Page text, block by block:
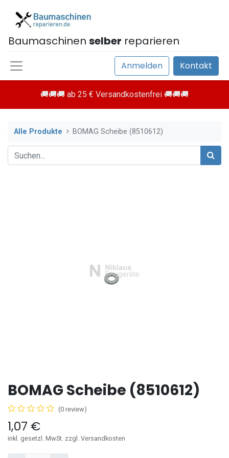
Baumaschinen selber reparieren
Anmelden Kontakt
🚚🚚🚚 ab 25 € Versandkostenfrei 🚚🚚🚚
Alle Produkte BOMAG Scheibe (8510612)
BOMAG Scheibe (8510612)
(0 review)
1,07 €
inkl. gesetzl. MwSt. zzgl. Versandkosten